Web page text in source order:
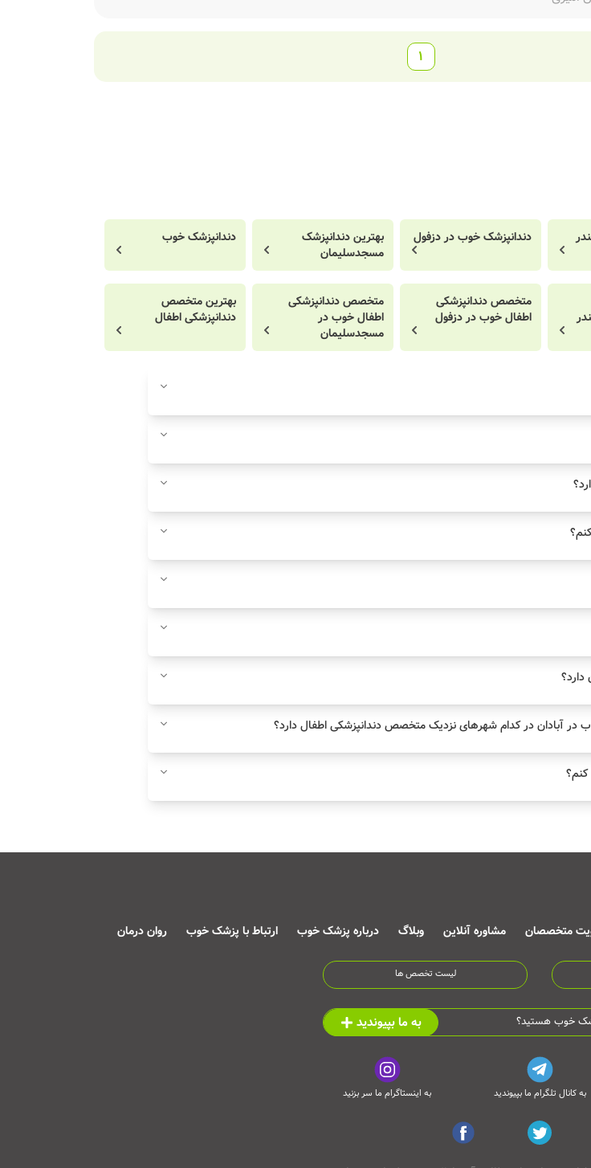
1
دندانپزشک خوب در دزفول
بهترین دندانپزشک
مسجدسلیمان
دندانپزشک خوب
متخصص دندانپزشکی
اطفال خوب در دزفول
متخصص دندانپزشکی
اطفال خوب در
مسجدسلیمان
بهترین متخصص
دندانپزشکی اطفال
آبادان در کدام شهرهای نزدیک متخصص دندانپزشکی اطفال دارد؟
متخصصان مشاوره آنلاین وبلاگ درباره پزشک خوب ارتباط با پزشک خوب روان درمان
لیست تخصص ها
خوب هستید؟ به ما بپیوندید
به کانال تلگرام ما بپیوندید به اینستاگرام ما سر بزنید